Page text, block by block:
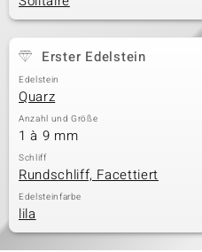
Erster Edelstein
Edelstein
Quarz
Anzahl und Größe
1 à 9 mm
Schliff
Rundschliff, Facettiert
Edelsteinfarbe
lila